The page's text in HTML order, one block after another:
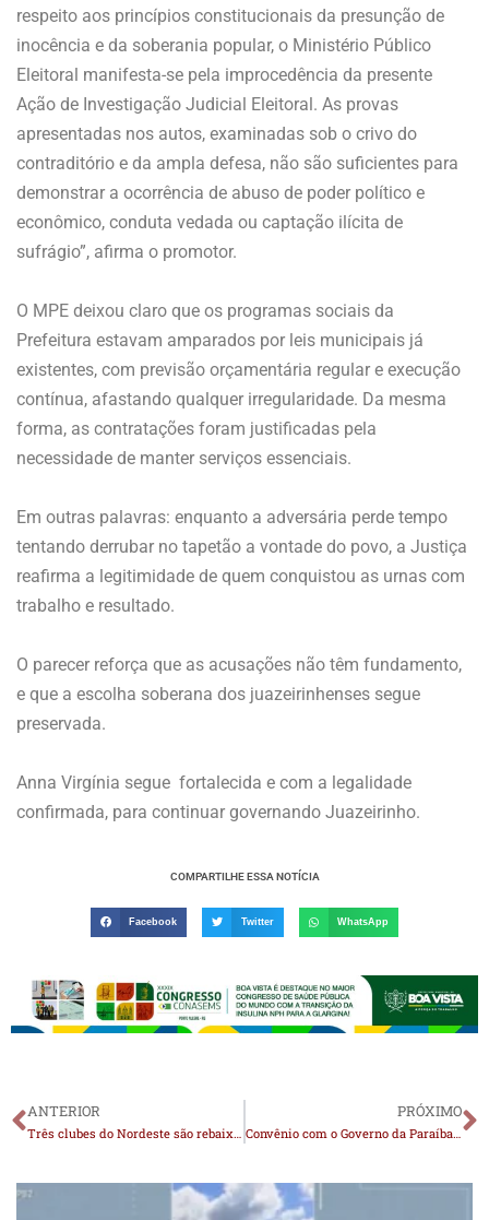
respeito aos princípios constitucionais da presunção de
inocência e da soberania popular, o Ministério Público
Eleitoral manifesta-se pela improcedência da presente
Ação de Investigação Judicial Eleitoral. As provas
apresentadas nos autos, examinadas sob o crivo do
contraditório e da ampla defesa, não são suficientes para
demonstrar a ocorrência de abuso de poder político e
econômico, conduta vedada ou captação ilícita de
sufrágio”, afirma o promotor.
O MPE deixou claro que os programas sociais da
Prefeitura estavam amparados por leis municipais já
existentes, com previsão orçamentária regular e execução
contínua, afastando qualquer irregularidade. Da mesma
forma, as contratações foram justificadas pela
necessidade de manter serviços essenciais.
Em outras palavras: enquanto a adversária perde tempo
tentando derrubar no tapetão a vontade do povo, a Justiça
reafirma a legitimidade de quem conquistou as urnas com
trabalho e resultado.
O parecer reforça que as acusações não têm fundamento,
e que a escolha soberana dos juazeirinhenses segue
preservada.
Anna Virgínia segue fortalecida e com a legalidade
confirmada, para continuar governando Juazeirinho.
COMPARTILHE ESSA NOTÍCIA
Facebook Twitter WhatsApp
ANTERIOR
Três clubes do Nordeste são rebaixados da Série C para a Série D do Brasileiro
PRÓXIMO
Convênio com o Governo da Paraíba possibilita Hospital Help realizar primeiras cirurgias cardíacas pelo SUS